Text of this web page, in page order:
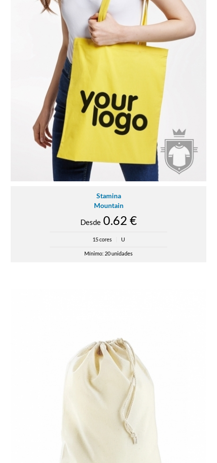
Stamina
Mountain
Desde0.62 €
15 cores U
Mínimo: 20 unidades